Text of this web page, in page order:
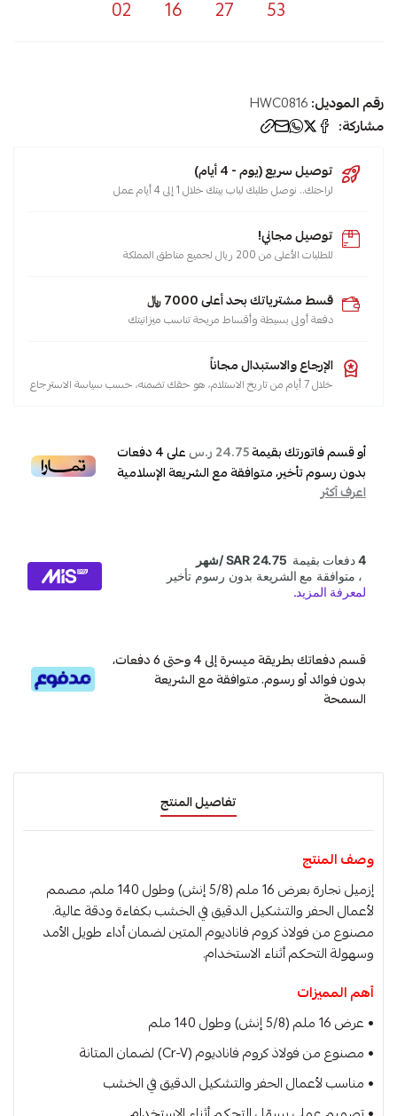
53
27
16
02
رقم الموديل:HWC0816
مشاركة:
توصيل سريع (يوم - 4 أيام)
لراحتك.. نوصل طلبك لباب بيتك خلال 1 إلى 4 أيام عمل
توصيل مجاني!
للطلبات الأعلى من 200 ريال لجميع مناطق المملكة
قسط مشترياتك بحد أعلى 7000 ﷼
دفعة أولى بسيطة وأقساط مريحة تناسب ميزانيتك
الإرجاع والاستبدال مجاناً
خلال 7 أيام من تاريخ الاستلام، هو حقك تضمنه، حسب سياسة الاسترجاع
أو قسم فاتورتك بقيمة24.75 ر.س على4دفعات
بدون رسوم تأخير، متوافقة مع الشريعة الإسلامية
اعرف أكثر
قسم دفعاتك بطريقة ميسرة إلى 4 وحتى 6 دفعات،
بدون فوائد أو رسوم. متوافقة مع الشريعة
السمحة
تفاصيل المنتج
وصف المنتج
إزميل نجارة بعرض 16 ملم (5/8 إنش) وطول 140 ملم، مصمم
لأعمال الحفر والتشكيل الدقيق في الخشب بكفاءة ودقة عالية.
مصنوع من فولاذ كروم فاناديوم المتين لضمان أداء طويل الأمد
وسهولة التحكم أثناء الاستخدام.
أهم المميزات
• عرض 16 ملم (5/8 إنش) وطول 140 ملم
• مصنوع من فولاذ كروم فاناديوم (Cr-V) لضمان المتانة
• مناسب لأعمال الحفر والتشكيل الدقيق في الخشب